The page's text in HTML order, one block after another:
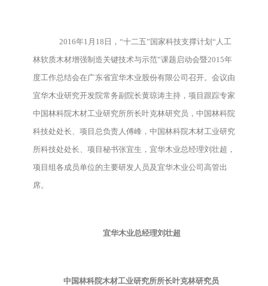
2016年1月18日，“十二五”国家科技支撑计划“人工
林软质木材增强制造关键技术与示范”课题启动会暨2015年
度工作总结会在广东省宜华木业股份有限公司召开。会议由
宜华木业研究开发院常务副院长黄琼涛主持，项目跟踪专家
中国林科院木材工业研究所所长叶克林研究员，中国林科院
科技处处长、项目总负责人傅峰，中国林科院木材工业研究
所科技处处长、项目秘书张宜生，宜华木业总经理刘壮超，
项目组各成员单位的主要研发人员及宜华木业公司高管出
席。
宜华木业总经理刘壮超
中国林科院木材工业研究所所长叶克林研究员